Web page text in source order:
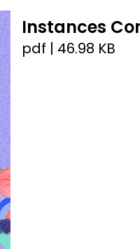
Instances
pdf | 46.98 KB